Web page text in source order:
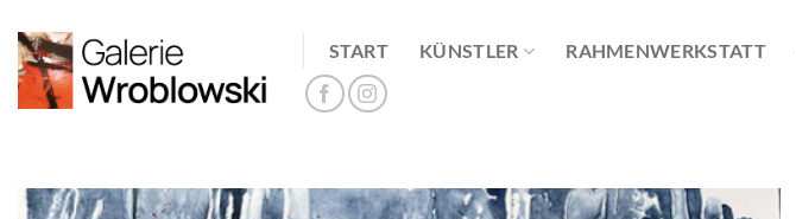
Inhalt
springen
START KÜNSTLER RAHMENWERKSTATT